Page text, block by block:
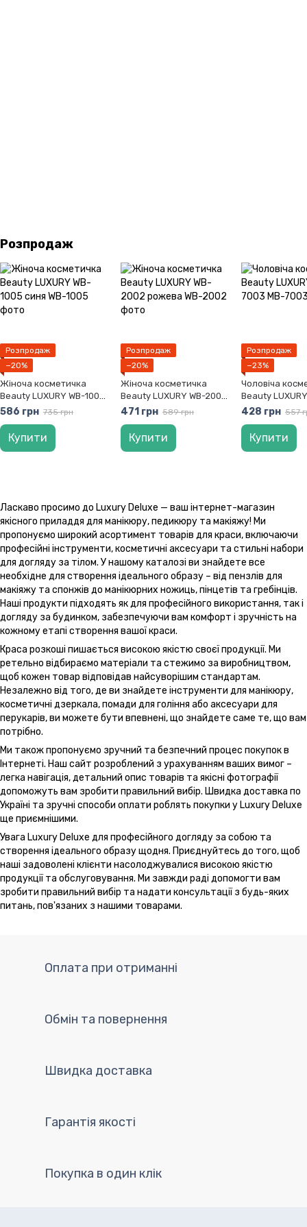
Розпродаж
Розпродаж
−20%
Жіноча косметичка
Beauty LUXURY WB-1005
синя
586 грн 735 грн
Купити
Розпродаж
−20%
Жіноча косметичка
Beauty LUXURY WB-2002
рожева
471 грн 589 грн
Купити
Розпродаж
−23%
Чоловіча
Beauty
428 грн 557
Купити
Ласкаво просимо до Luxury Deluxe — ваш інтернет-магазин
якісного приладдя для манікюру, педикюру та макіяжу! Ми
пропонуємо широкий асортимент товарів для краси, включаючи
професійні інструменти, косметичні аксесуари та стильні набори
для догляду за тілом. У нашому каталозі ви знайдете все
необхідне для створення ідеального образу – від пензлів для
макіяжу та спонжів до манікюрних ножиць, пінцетів та гребінців.
Наші продукти підходять як для професійного використання, так і
догляду за будинком, забезпечуючи вам комфорт і зручність на
кожному етапі створення вашої краси.
Краса розкоші пишається високою якістю своєї продукції. Ми
ретельно відбираємо матеріали та стежимо за виробництвом,
щоб кожен товар відповідав найсуворішим стандартам.
Незалежно від того, де ви знайдете інструменти для манікюру,
косметичні дзеркала, помади для гоління або аксесуари для
перукарів, ви можете бути впевнені, що знайдете саме те, що вам
потрібно.
Ми також пропонуємо зручний та безпечний процес покупок в
Інтернеті. Наш сайт розроблений з урахуванням ваших вимог –
легка навігація, детальний опис товарів та якісні фотографії
допоможуть вам зробити правильний вибір. Швидка доставка по
Україні та зручні способи оплати роблять покупки у Luxury Deluxe
ще приємнішими.
Увага Luxury Deluxe для професійного догляду за собою та
створення ідеального образу щодня. Приєднуйтесь до того, щоб
наші задоволені клієнти насолоджувалися високою якістю
продукції та обслуговування. Ми завжди раді допомогти вам
зробити правильний вибір та надати консультації з будь-яких
питань, пов'язаних з нашими товарами.
Оплата при отриманні
Обмін та повернення
Швидка доставка
Гарантія якості
Покупка в один клік